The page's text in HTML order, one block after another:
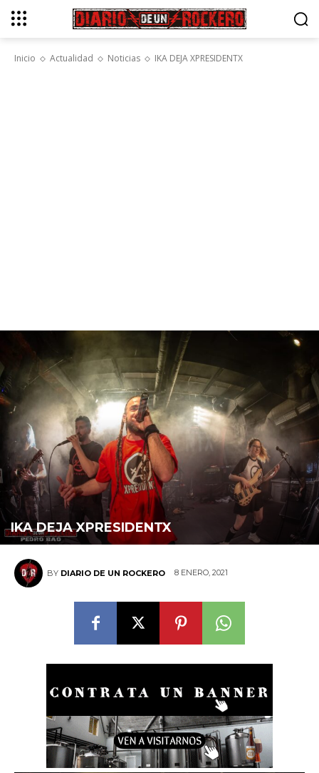
Inicio Actualidad Noticias IKA DEJA XPRESIDENTX
IKA DEJA XPRESIDENTX
BY DIARIO DE UN ROCKERO 8 ENERO, 2021